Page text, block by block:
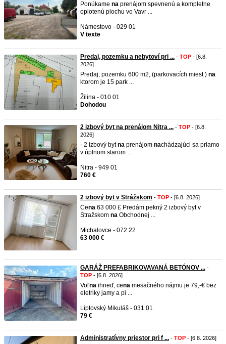
Ponúkame na prenájom spevnenú a kompletne
oplotenú plochu vo Vavr ...
Námestovo - 029 01
V texte
Predaj, pozemku a nebytoví pri ... - TOP - [6.8.
2026]
Predaj, pozemku 600 m2, (parkovacích miest ) na
ktorom je 15 park ...
Žilina - 010 01
Dohodou
2 izbový byt na prenájom Nitra ... - TOP - [6.8.
2026]
- 2 izbový bytna prenájom nachádzajúci sa priamo
v úplnom starom ...
Nitra - 949 01
760 €
2 izbový byt v Strážskom - TOP - [6.8. 2026]
Cena 63 000 £ Predám pekný 2 izbový byt v
Stražskom na Obchodnej ...
Michalovce - 072 22
63 000 €
GARÁŽ PREFABRIKOVAVANÁ BETÓNOV ... -
TOP - [6.8. 2026]
Voľna ihneď, cena mesačného nájmu je 79,-€ bez
eletriky jamy a pi ...
Liptovský Mikuláš - 031 01
79 €
Administratívny priestor pri f ... - TOP - [6.8. 2026]